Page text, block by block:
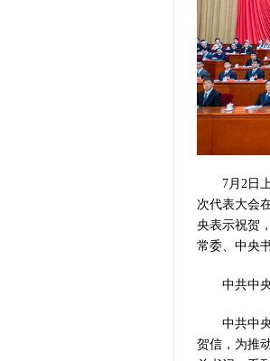
7月2日上
次代表大会
央表示祝贺
常委、中央
中共中央
中共中央
贺信，为推